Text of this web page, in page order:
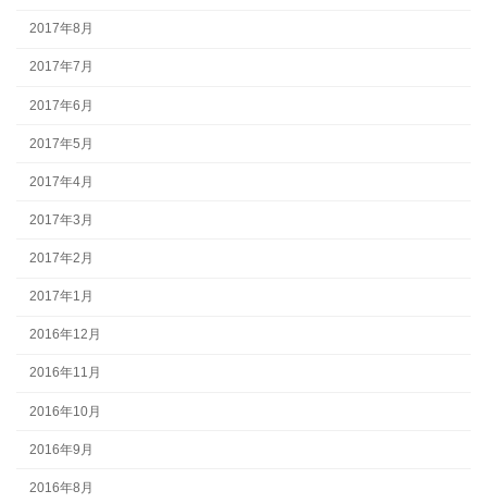
2017年8月
2017年7月
2017年6月
2017年5月
2017年4月
2017年3月
2017年2月
2017年1月
2016年12月
2016年11月
2016年10月
2016年9月
2016年8月